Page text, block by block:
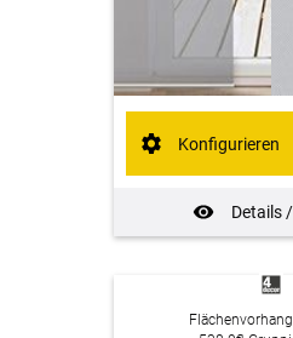
Details
Konfigurieren
Flächenvorhang